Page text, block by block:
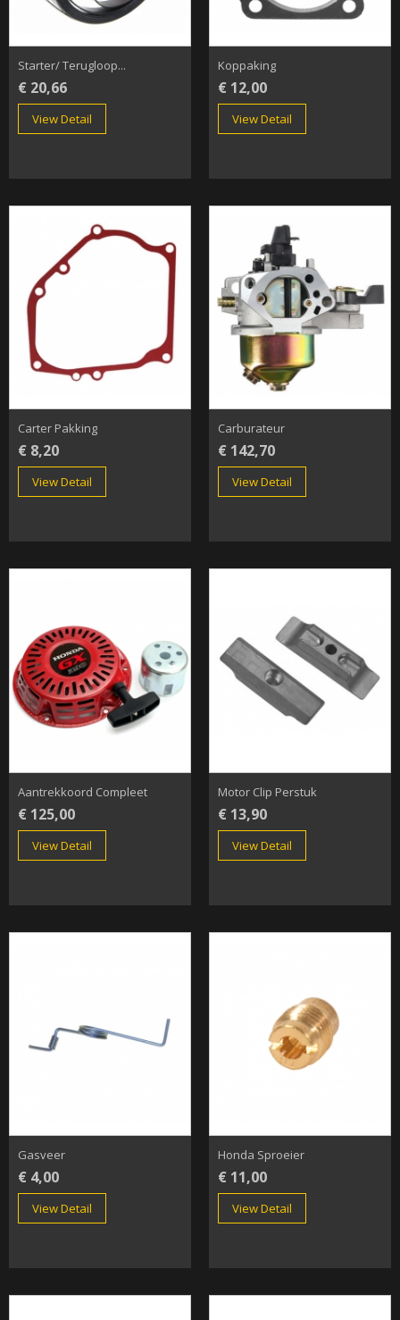
Starter/ Terugloop...
€ 20,66
View Detail
Koppaking
€ 12,00
View Detail
Carter Pakking
€ 8,20
View Detail
Carburateur
€ 142,70
View Detail
Aantrekkoord Compleet
€ 125,00
View Detail
Motor Clip Perstuk
€ 13,90
View Detail
Gasveer
€ 4,00
View Detail
Honda Sproeier
€ 11,00
View Detail